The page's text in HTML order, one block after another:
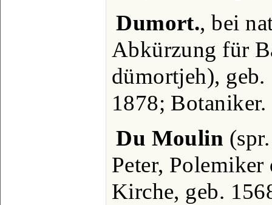
Dumort., bei
Abkürzung für
dümortjeh),
1878; Botaniker.
Du Moulin
Peter,
Kirche, geb.